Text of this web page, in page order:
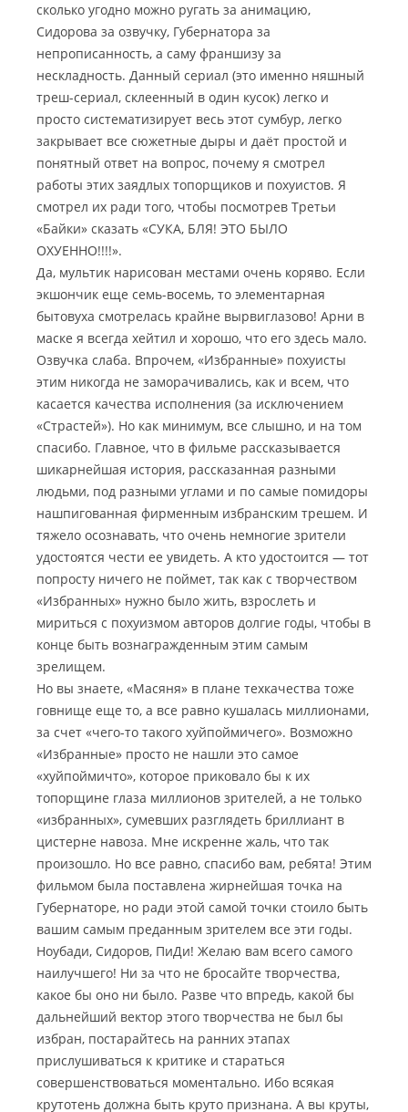
сколько угодно можно ругать за анимацию,
Сидорова за озвучку, Губернатора за
непрописанность, а саму франшизу за
нескладность. Данный сериал (это именно няшный
треш-сериал, склеенный в один кусок) легко и
просто систематизирует весь этот сумбур, легко
закрывает все сюжетные дыры и даёт простой и
понятный ответ на вопрос, почему я смотрел
работы этих заядлых топорщиков и похуистов. Я
смотрел их ради того, чтобы посмотрев Третьи
«Байки» сказать «СУКА, БЛЯ! ЭТО БЫЛО
ОХУЕННО!!!!».
Да, мультик нарисован местами очень коряво. Если
экшончик еще семь-восемь, то элементарная
бытовуха смотрелась крайне вырвиглазово! Арни в
маске я всегда хейтил и хорошо, что его здесь мало.
Озвучка слаба. Впрочем, «Избранные» похуисты
этим никогда не заморачивались, как и всем, что
касается качества исполнения (за исключением
«Страстей»). Но как минимум, все слышно, и на том
спасибо. Главное, что в фильме рассказывается
шикарнейшая история, рассказанная разными
людьми, под разными углами и по самые помидоры
нашпигованная фирменным избранским трешем. И
тяжело осознавать, что очень немногие зрители
удостоятся чести ее увидеть. А кто удостоится — тот
попросту ничего не поймет, так как с творчеством
«Избранных» нужно было жить, взрослеть и
мириться с похуизмом авторов долгие годы, чтобы в
конце быть вознагражденным этим самым
зрелищем.
Но вы знаете, «Масяня» в плане техкачества тоже
говнище еще то, а все равно кушалась миллионами,
за счет «чего-то такого хуйпоймичего». Возможно
«Избранные» просто не нашли это самое
«хуйпоймичто», которое приковало бы к их
топорщине глаза миллионов зрителей, а не только
«избранных», сумевших разглядеть бриллиант в
цистерне навоза. Мне искренне жаль, что так
произошло. Но все равно, спасибо вам, ребята! Этим
фильмом была поставлена жирнейшая точка на
Губернаторе, но ради этой самой точки стоило быть
вашим самым преданным зрителем все эти годы.
Ноубади, Сидоров, ПиДи! Желаю вам всего самого
наилучшего! Ни за что не бросайте творчества,
какое бы оно ни было. Разве что впредь, какой бы
дальнейший вектор этого творчества не был бы
избран, постарайтесь на ранних этапах
прислушиваться к критике и стараться
совершенствоваться моментально. Ибо всякая
крутотень должна быть круто признана. А вы круты,